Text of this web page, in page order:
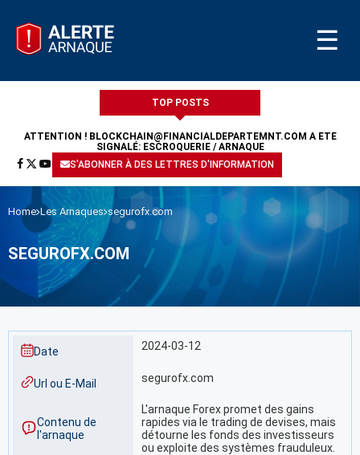
☰
TOP POSTS
ATTENTION ! BLOCKCHAIN@FINANCIALDEPARTEMNT.COM A ÉTÉ
SIGNALÉ: ESCROQUERIE / ARNAQUE
S'ABONNER À DES LETTRES D'INFORMATION
Home Les Arnaques segurofx.com
SEGUROFX.COM
Date 2024-03-12
Url ou E-Mail segurofx.com
Contenu de
l'arnaque
L'arnaque Forex promet des gains
rapides via le trading de devises, mais
détourne les fonds des investisseurs
ou exploite des systèmes frauduleux.